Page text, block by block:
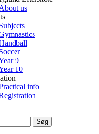
About us
Subjects
Soccer
9
10
info